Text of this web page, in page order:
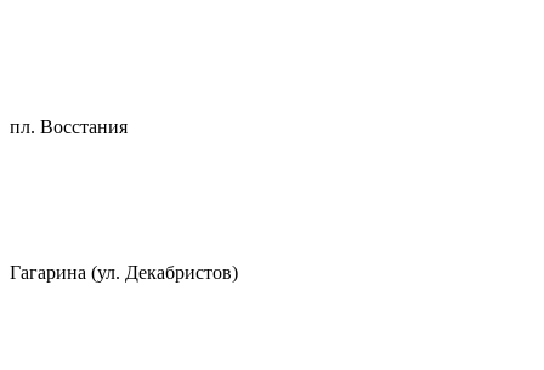
пл. Восстания
Гагарина (ул. Декабристов)